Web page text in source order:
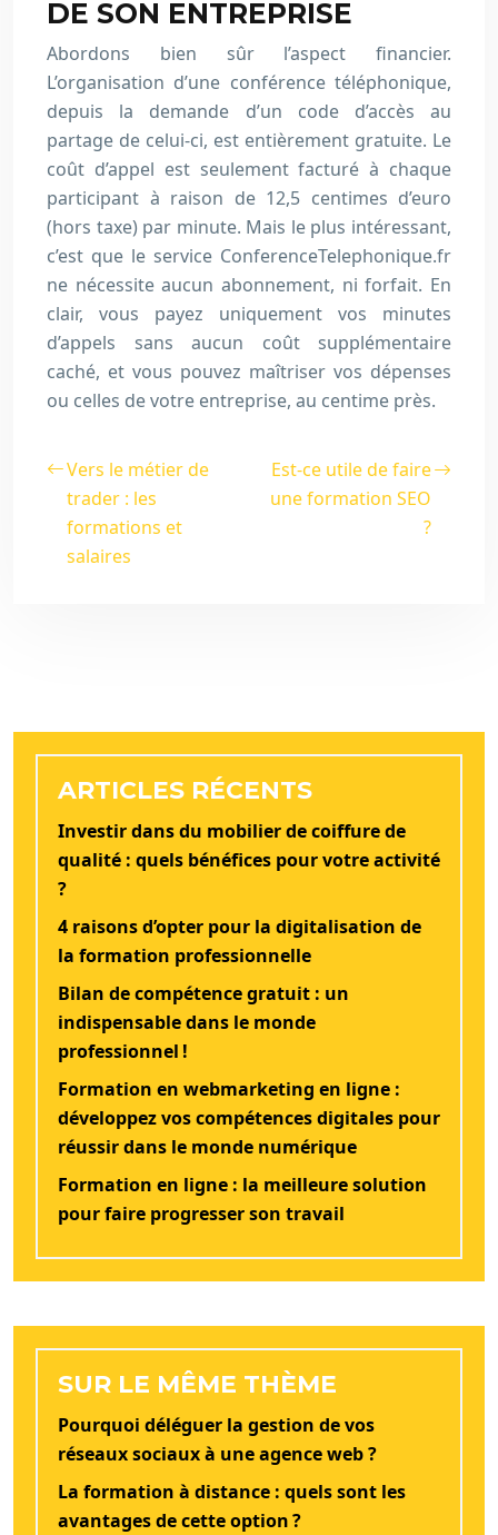
DE SON ENTREPRISE
Abordons bien sûr l’aspect financier.
L’organisation d’une conférence téléphonique,
depuis la demande d’un code d’accès au
partage de celui-ci, est entièrement gratuite. Le
coût d’appel est seulement facturé à chaque
participant à raison de 12,5 centimes d’euro
(hors taxe) par minute. Mais le plus intéressant,
c’est que le service ConferenceTelephonique.fr
ne nécessite aucun abonnement, ni forfait. En
clair, vous payez uniquement vos minutes
d’appels sans aucun coût supplémentaire
caché, et vous pouvez maîtriser vos dépenses
ou celles de votre entreprise, au centime près.
Vers le métier de
trader : les
formations et
salaires
Est-ce utile de faire
une formation SEO
?
ARTICLES RÉCENTS
Investir dans du mobilier de coiffure de
qualité : quels bénéfices pour votre activité
?
4 raisons d’opter pour la digitalisation de
la formation professionnelle
Bilan de compétence gratuit : un
indispensable dans le monde
professionnel !
Formation en webmarketing en ligne :
développez vos compétences digitales pour
réussir dans le monde numérique
Formation en ligne : la meilleure solution
pour faire progresser son travail
SUR LE MÊME THÈME
Pourquoi déléguer la gestion de vos
réseaux sociaux à une agence web ?
La formation à distance : quels sont les
avantages de cette option ?